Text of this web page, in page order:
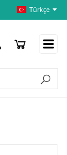
Türkçe